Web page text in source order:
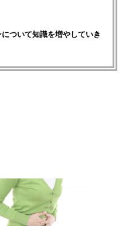
ついて知識を増やしていき